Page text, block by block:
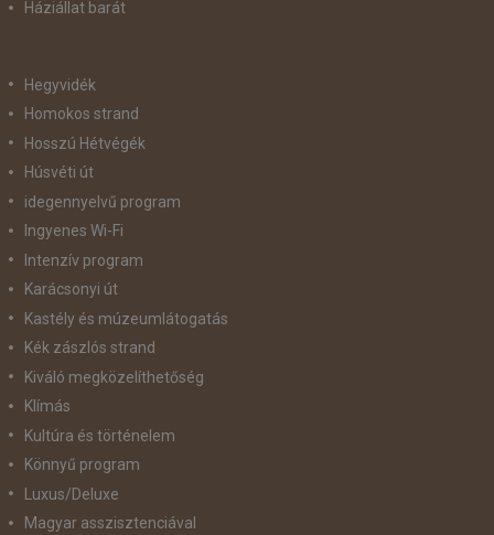
Háziállat barát
Hegyvidék
Homokos strand
Hosszú Hétvégék
Húsvéti út
idegennyelvű program
Ingyenes Wi-Fi
Intenzív program
Karácsonyi út
Kastély és múzeumlátogatás
Kék zászlós strand
Kiváló megközelíthetőség
Klímás
Kultúra és történelem
Könnyű program
Luxus/Deluxe
Magyar asszisztenciával